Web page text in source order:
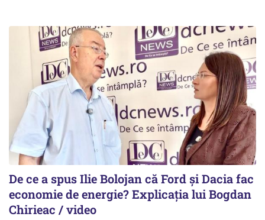
De ce a spus Ilie Bolojan că Ford și Dacia fac
economie de energie? Explicația lui Bogdan
Chirieac / video